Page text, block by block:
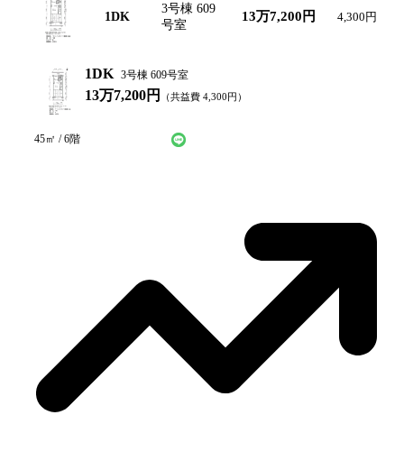
1DK
3号棟 609
号室
13万7,200円 4,300円
1DK 3号棟 609号室
13万7,200円 （共益費 4,300円）
45㎡ /6階